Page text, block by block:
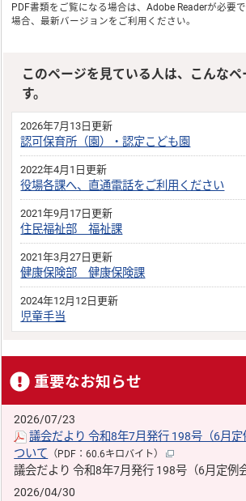
PDF書類をご覧になる場合は、Adobe Readerが必要
場合、最新バージョンをご利用ください。
このページを見ている人は、こんなペ
す。
2026年7月13日更新
認可保育所（園）・認定こども園
2022年4月1日更新
役場各課へ、直通電話をご利用ください
2021年9月17日更新
住民福祉部 福祉課
2021年3月27日更新
健康保険部 健康保険課
2024年12月12日更新
児童手当
重要なお知らせ
2026/07/23
議会だより 令和8年7月発行 198号（6月
ついて （PDF：60.6キロバイト）
議会だより 令和8年7月発行 198号（6月定例会
2026/04/30